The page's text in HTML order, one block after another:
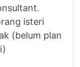
isteri
(belum plan